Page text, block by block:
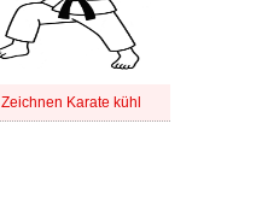
Zeichnen Karate kühl